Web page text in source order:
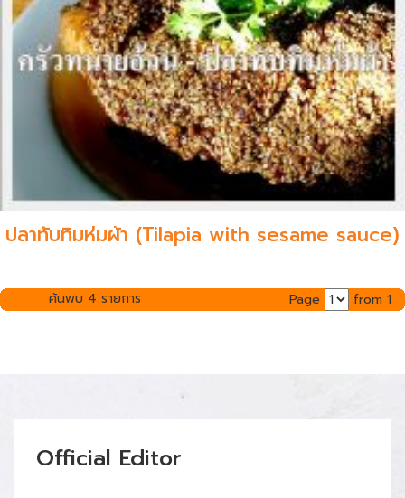
ปลาทับทิมห่มผ้า (Tilapia with sesame sauce)
ค้นพบ 4 รายการ Page from 1
Official Editor